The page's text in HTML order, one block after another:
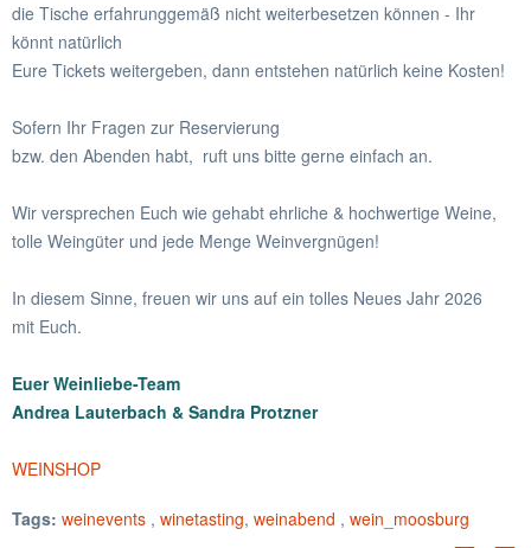
die Tische erfahrunggemäß nicht weiterbesetzen können - Ihr
könnt natürlich
Eure Tickets weitergeben, dann entstehen natürlich keine Kosten!
Sofern Ihr Fragen zur Reservierung
bzw. den Abenden habt, ruft uns bitte gerne einfach an.
Wir versprechen Euch wie gehabt ehrliche & hochwertige Weine,
tolle Weingüter und jede Menge Weinvergnügen!
In diesem Sinne, freuen wir uns auf ein tolles Neues Jahr 2026
mit Euch.
Euer Weinliebe-Team
Andrea Lauterbach & Sandra Protzner
WEINSHOP
Tags: weinevents , winetasting, weinabend , wein_moosburg